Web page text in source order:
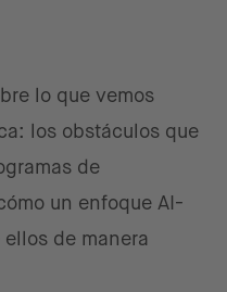
lo que vemos
los obstáculos que
de
un enfoque AI-
de manera